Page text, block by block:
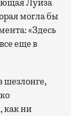
Луиза
могла бы
«Здесь
еще в
шезлонге,
как ни